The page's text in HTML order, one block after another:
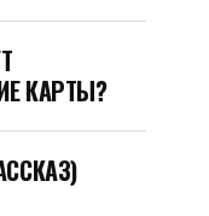
КАРТЫ?